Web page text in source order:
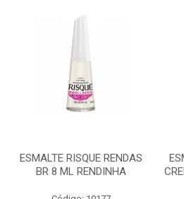
ESMALTE RISQUE RENDAS
BR 8 ML RENDINHA